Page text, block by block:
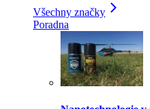
Všechny značky
Poradna